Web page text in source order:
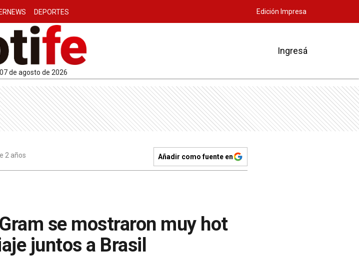
DEPORTES Edición Impresa
07 de agosto de 2026
Ingresá
2 años Añadir como fuente en
se mostraron muy hot
juntos a Brasil